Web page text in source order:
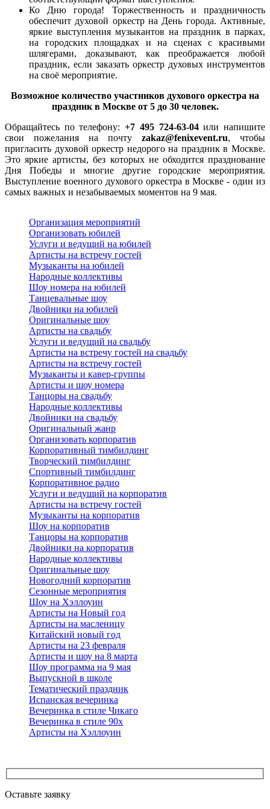
Ко Дню города! Торжественность и праздничность
обеспечит духовой оркестр на День города. Активные,
яркие выступления музыкантов на праздник в парках,
на городских площадках и на сценах с красивыми
шлягерами, доказывают, как преображается любой
праздник, если заказать оркестр духовых инструментов
на своё мероприятие.
Возможное количество участников духового оркестра на
праздник в Москве от 5 до 30 человек.
Обращайтесь по телефону:+7 495 724-63-04или напишите
свои пожелания на почту zakaz@fenixevent.ru, чтобы
пригласить духовой оркестр недорого на праздник в Москве.
Это яркие артисты, без которых не обходится празднование
Дня Победы и многие другие городские мероприятия.
Выступление военного духового оркестра в Москве - один из
самых важных и незабываемых моментов на 9 мая.
Организация мероприятий
Организовать юбилей
Услуги и ведущий на юбилей
Артисты на встречу гостей
Музыканты на юбилей
Народные коллективы
Шоу номера на юбилей
Танцевальные шоу
Двойники на юбилей
Оригинальные шоу
Артисты на свадьбу
Услуги и ведущий на свадьбу
Артисты на встречу гостей на свадьбу
Артисты на встречу гостей
Музыканты и кавер-группы
Артисты и шоу номера
Танцоры на свадьбу
Народные коллективы
Двойники на свадьбу
Оригинальный жанр
Организовать корпоратив
Корпоративный тимбилдинг
Творческий тимбилдинг
Спортивный тимбилдинг
Корпоративное радио
Услуги и ведущий на корпоратив
Артисты на встречу гостей
Музыканты на корпоратив
Шоу на корпоратив
Танцоры на корпоратив
Двойники на корпоратив
Народные коллективы
Оригинальные шоу
Новогодний корпоратив
Сезонные мероприятия
Шоу на Хэллоуин
Артисты на Новый год
Артисты на масленицу
Китайский новый год
Артисты на 23 февраля
Артисты и шоу на 8 марта
Шоу программа на 9 мая
Выпускной в школе
Тематический праздник
Испанская вечеринка
Вечеринка в стиле Чикаго
Вечеринка в стиле 90х
Артисты на Хэллоуин
Оставьте заявку